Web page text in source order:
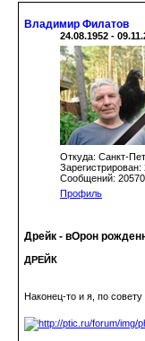
Владимир Филатов
24.08.1952 -
Откуда: Санкт-
Сообщений: 20570
Профиль
Дрейк - вОрон
ДРЕЙК
Наконец-то и я, по